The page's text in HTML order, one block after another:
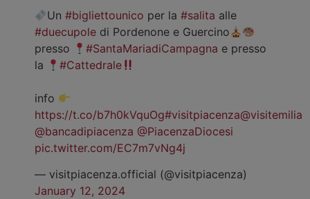
Un#bigliettounico per la#salita alle
#duecupole di Pordenone e Guercino
presso
#SantaMariadiCampagna e presso
la
#Cattedrale
info
https://t.co/b7h0kVquOg#visitpiacenza@visitemilia
@bancadipiacenza @PiacenzaDiocesi
pic.twitter.com/EC7m7vNg4j
— visitpiacenza.official (@visitpiacenza)
January 12, 2024